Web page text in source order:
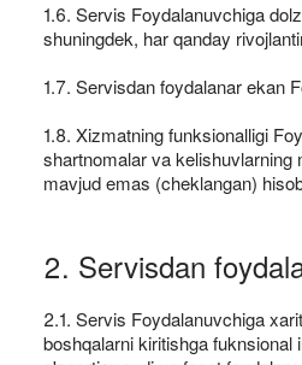
1.6. Servis Foydalanuvchiga
shuningdek, har qanday
1.7. Servisdan foydalanar ekan
1.8. Xizmatning funksionalligi
shartnomalar va kelishuvlarning
mavjud emas (cheklangan)
2. Servisdan
2.1. Servis Foydalanuvchiga
boshqalarni kiritishga